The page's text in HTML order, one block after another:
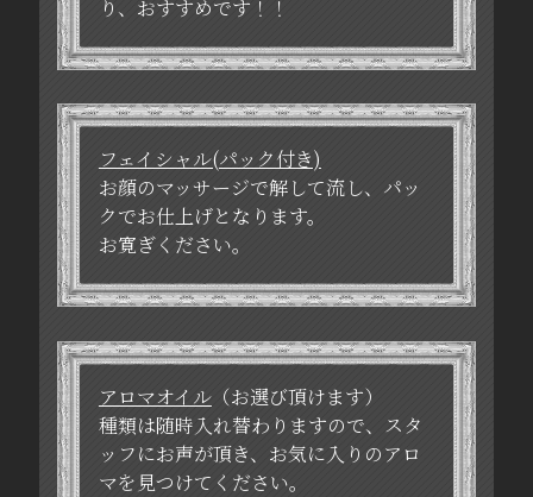
り、おすすめです！！
フェイシャル(パック付き)
お顔のマッサージで解して流し、パッ
クでお仕上げとなります。
お寛ぎください。
アロマオイル（お選び頂けます）
種類は随時入れ替わりますので、スタ
ッフにお声が頂き、お気に入りのアロ
マを見つけてください。